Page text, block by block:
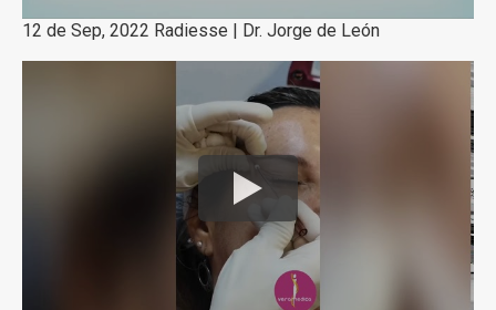
12 de Sep, 2022 Radiesse | Dr. Jorge de León